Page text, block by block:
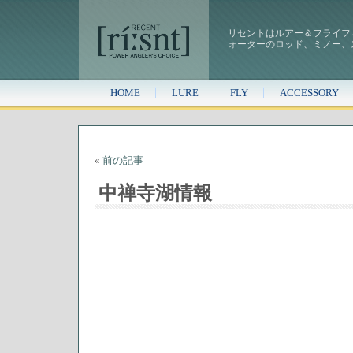
リセントはルアー＆フライ
ォーターのロッド、ミノー
HOME LURE FLY ACCESSORY
« 前の記事
中禅寺湖情報